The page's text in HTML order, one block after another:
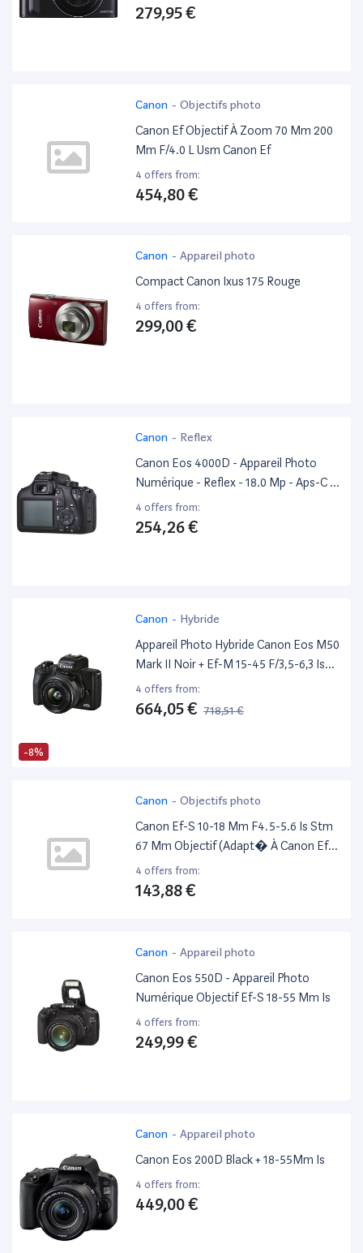
279,95 €
Canon - Objectifs photo
Canon Ef Objectif À Zoom 70 Mm 200
Mm F/4.0 L Usm Canon Ef
4 offers from:
454,80 €
Canon - Appareil photo
Compact Canon Ixus 175 Rouge
4 offers from:
299,00 €
Canon - Reflex
Canon Eos 4000D - Appareil Photo
Numérique - Reflex - 18.0 Mp - Aps-C -
1080P / 30 Pi/S - 3X Zoom Optique
Objectif Ef-S 18-55 Mm Dc III - Wi-Fi -
4 offers from:
254,26 €
-8%
Canon - Hybride
Appareil Photo Hybride Canon Eos M50
Mark II Noir + Ef-M 15-45 F/3,5-6,3 Is
Stm Noir
4 offers from:
664,05 € 718,51 €
Canon - Objectifs photo
Canon Ef-S 10-18 Mm F4.5-5.6 Is Stm
67 Mm Objectif (Adapt� À Canon Ef-
S) Noir
4 offers from:
143,88 €
Canon - Appareil photo
Canon Eos 550D - Appareil Photo
Numérique Objectif Ef-S 18-55 Mm Is
4 offers from:
249,99 €
Canon - Appareil photo
Canon Eos 200D Black + 18-55Mm Is
4 offers from:
449,00 €